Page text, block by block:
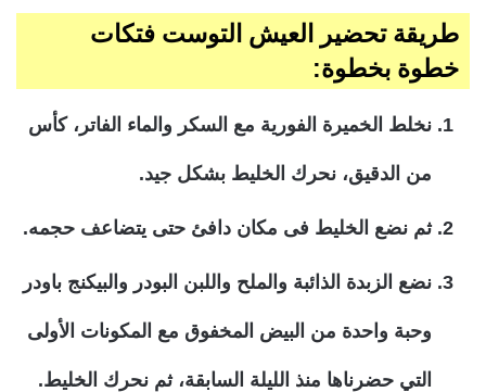
طريقة تحضير العيش التوست فتكات
خطوة بخطوة:
نخلط الخميرة الفورية مع السكر والماء الفاتر، كأس
من الدقيق، نحرك الخليط بشكل جيد.
ثم نضع الخليط فى مكان دافئ حتى يتضاعف حجمه.
نضع الزبدة الذائبة والملح واللبن البودر والبيكنج باودر
وحبة واحدة من البيض المخفوق مع المكونات الأولى
التي حضرناها منذ الليلة السابقة، ثم نحرك الخليط.